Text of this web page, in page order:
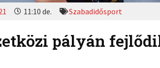
11:10 de. Szabadidősport
pályán